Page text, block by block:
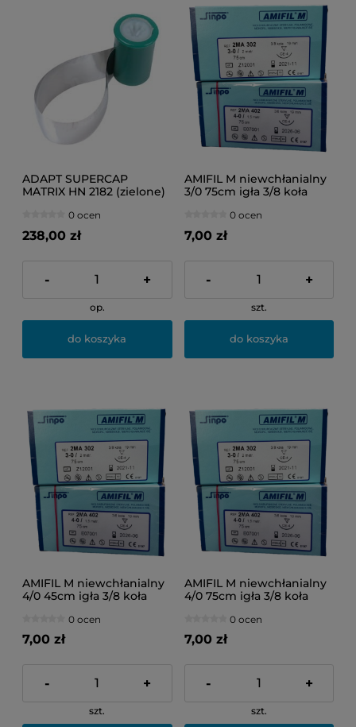
ADAPT SUPERCAP
MATRIX HN 2182 (zielone)
0 ocen
238,00 zł
- +
op.
do koszyka
AMIFIL M niewchłanialny
3/0 75cm igła 3/8 koła
0 ocen
7,00 zł
- +
szt.
do koszyka
AMIFIL M niewchłanialny
4/0 45cm igła 3/8 koła
0 ocen
7,00 zł
- +
szt.
AMIFIL M niewchłanialny
4/0 75cm igła 3/8 koła
0 ocen
7,00 zł
- +
szt.